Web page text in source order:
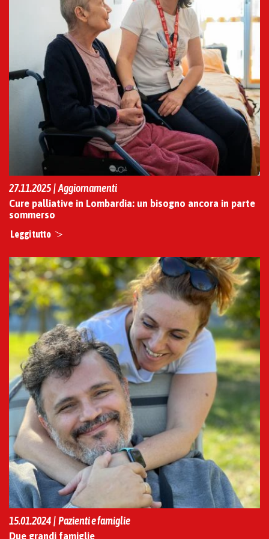
27.11.2025 | Aggiornamenti
Cure palliative in Lombardia: un bisogno ancora in parte
sommerso
Leggi tutto
15.01.2024 | Pazienti e famiglie
Due grandi famiglie